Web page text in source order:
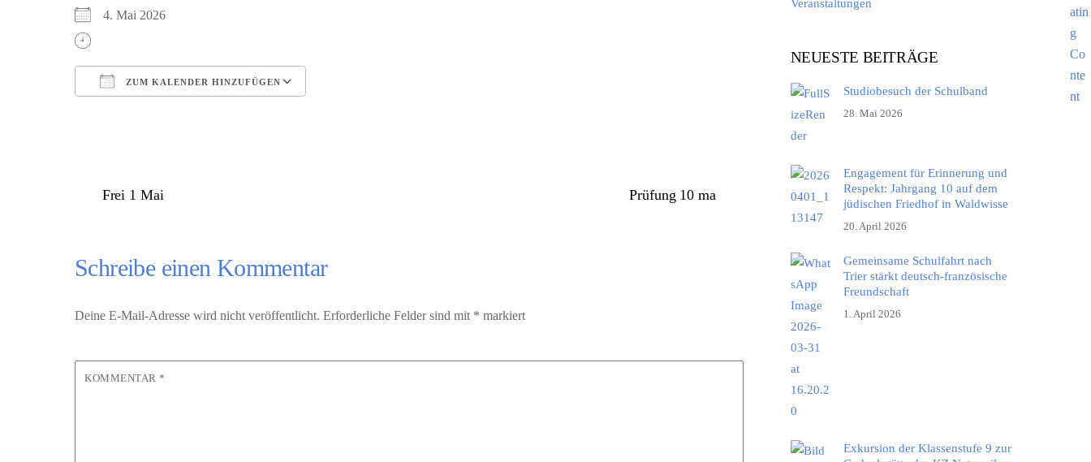
4. Mai 2026
ZUM KALENDER HINZUFÜGEN
Office 365
Frei 1 Mai Prüfung 10 ma
Schreibe einen Kommentar
Deine E-Mail-Adresse wird nicht veröffentlicht. Erforderliche Felder sind mit * markiert
KOMMENTAR*
NEUESTE BEITRÄGE
Studiobesuch der Schulband
28. Mai 2026
Engagement für Erinnerung und
Respekt: Jahrgang 10 auf dem
jüdischen Friedhof in Waldwisse
20. April 2026
Gemeinsame Schulfahrt nach
Trier stärkt deutsch-französische
Freundschaft
1. April 2026
Exkursion der Klassenstufe 9 zur